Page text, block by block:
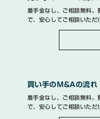
着手金なし、ご相談無料
で、安心してご相談いただ
買い手のM&Aの流れ
着手金なし、ご相談無料
で、安心してご相談いただ